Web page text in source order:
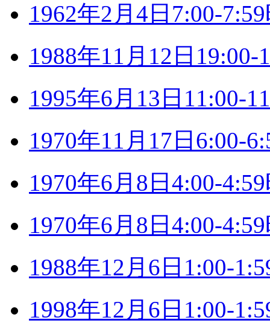
1962年2月4日7:00-
1988年11月12日
1995年6月13日11:00-
1970年11月17日6:00-
1970年6月8日4:00-
1970年6月8日4:00-
1988年12月6日1:00-
1998年12月6日1:00-